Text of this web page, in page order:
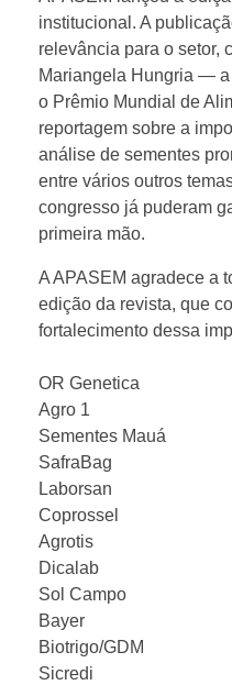
i
s
t
a
A
P
A
S
E
M
2
institucional. A
relevância para o setor,
Mariangela Hungria —
o Prêmio Mundial de
reportagem sobre a
análise de sementes
entre vários outros
congresso já puderam
primeira mão.
A APASEM agradece a
edição da revista, que
fortalecimento dessa
OR Genetica
Agro 1
Sementes Mauá
SafraBag
Laborsan
Coprossel
Agrotis
Dicalab
Sol Campo
Bayer
Biotrigo/GDM
Sicredi